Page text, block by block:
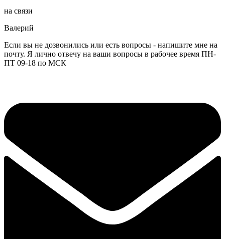
на связи
Валерий
Если вы не дозвонились или есть вопросы - напишите мне на
почту. Я лично отвечу на ваши вопросы в рабочее время ПН-
ПТ 09-18 по МСК